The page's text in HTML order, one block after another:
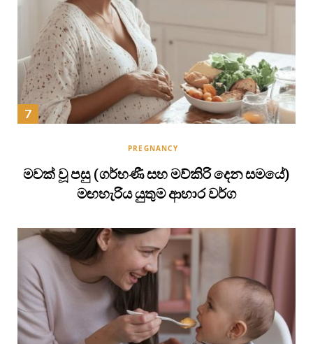
PREGNANCY
මවක් වූ පසු (ගර්භණී සහ මව්කිරි දෙන සමයේ)
මඟහැරිය යුතුම ආහාර වර්ග